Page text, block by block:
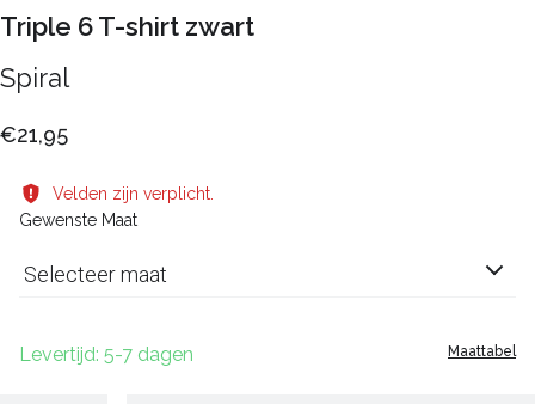
Triple 6 T-shirt zwart
Spiral
€21,95
Velden zijn verplicht.
Gewenste Maat
Selecteer maat
Maattabel
Levertijd: 5-7 dagen